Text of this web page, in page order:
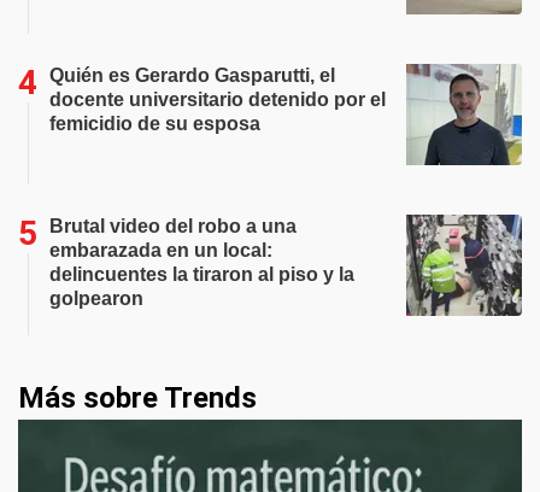
Quién es Gerardo Gasparutti, el
docente universitario detenido por el
femicidio de su esposa
Brutal video del robo a una
embarazada en un local:
delincuentes la tiraron al piso y la
golpearon
Más sobre Trends